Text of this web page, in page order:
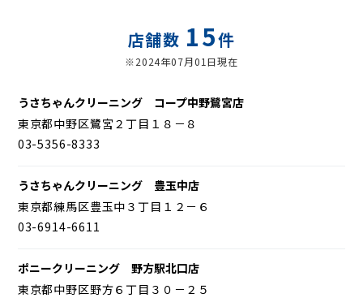
店舗数 15件
※2024年07月01日現在
うさちゃんクリーニング コープ中野鷺宮店
東京都中野区鷺宮２丁目１８－８
03-5356-8333
うさちゃんクリーニング 豊玉中店
東京都練馬区豊玉中３丁目１２－６
03-6914-6611
ポニークリーニング 野方駅北口店
東京都中野区野方６丁目３０－２５